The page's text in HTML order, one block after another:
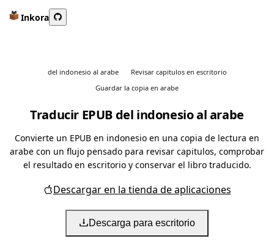
Inkora
del indonesio al arabe
Revisar capitulos en escritorio
Guardar la copia en arabe
Traducir EPUB del indonesio al arabe
Convierte un EPUB en indonesio en una copia de lectura en
arabe con un flujo pensado para revisar capitulos, comprobar
el resultado en escritorio y conservar el libro traducido.
Descargar en la tienda de aplicaciones
Descarga para escritorio